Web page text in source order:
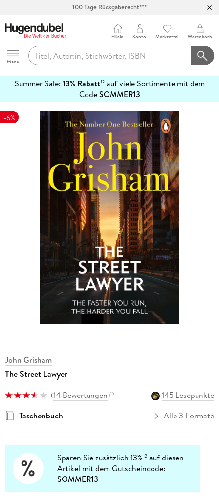
Hugendubel
Menu
Filiale Konto Merkzettel Warenkorb
Summer Sale: 13% Rabatt12auf viele Sortimente mit dem
CodeSOMMER13
erfahren
-6%
John Grisham
The Street Lawyer
(14 Bewertungen)15
145 Lesepunkte
Taschenbuch
Alle 3 Formate
Sparen Sie zusätzlich 13%12 auf diesen
Artikel mit dem Gutscheincode:
SOMMER13